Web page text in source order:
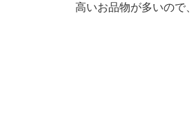
高いお品物が多いので